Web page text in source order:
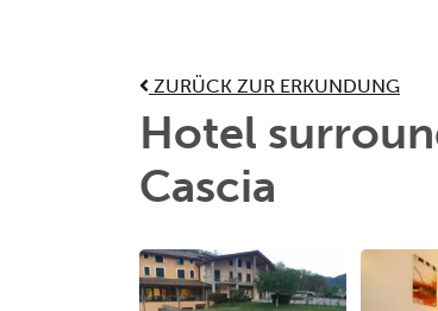
ZURÜCK ZUR ERKUNDUNG
Hotel
Cascia